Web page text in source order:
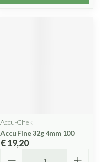
Accu-Chek
Accu Fine 32g 4mm 100
€ 19,20